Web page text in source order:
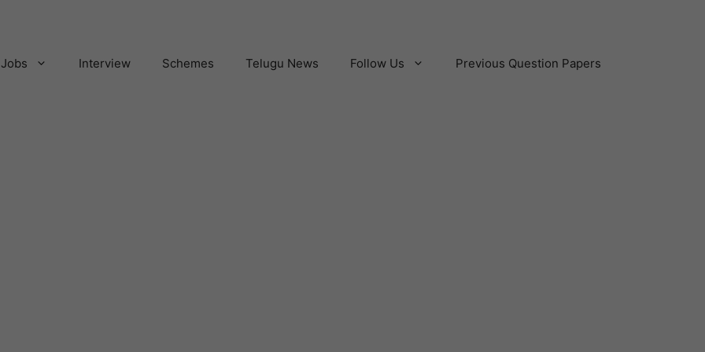
Jobs Interview Schemes Telugu News Follow Us Previous Question Papers